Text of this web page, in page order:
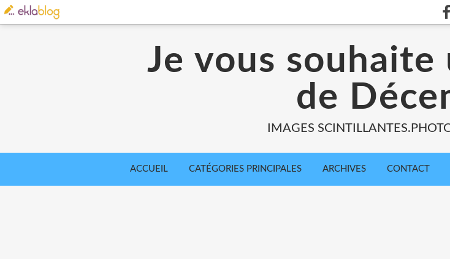
Je vous souhaite
de
IMAGES
ACCUEIL CATÉGORIES PRINCIPALES ARCHIVES CONTACT